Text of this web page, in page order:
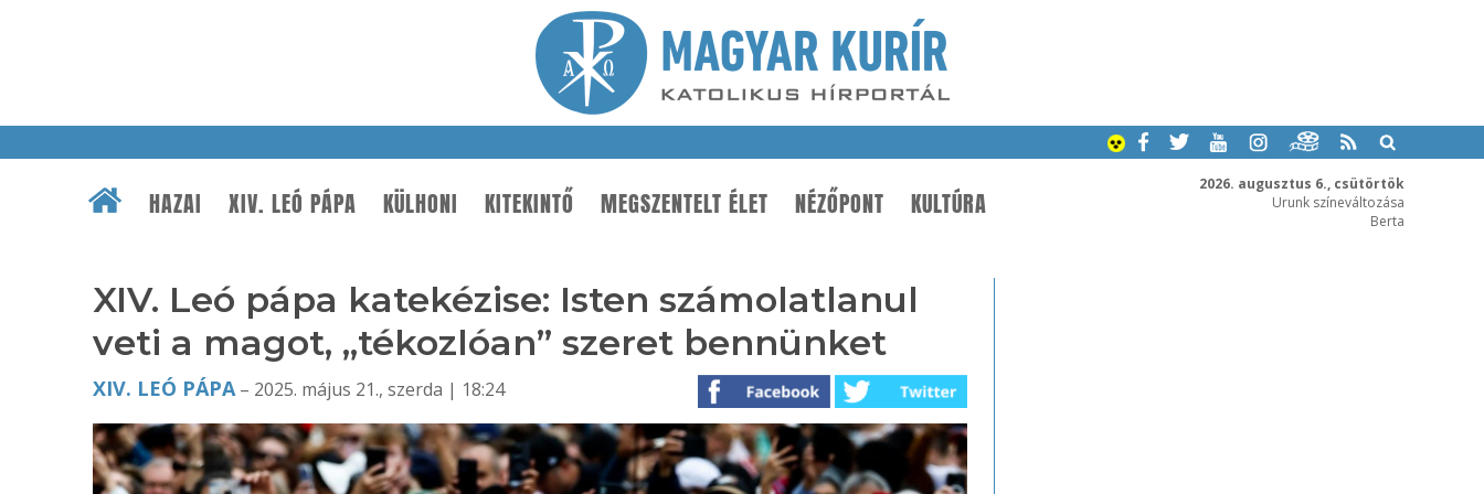
2026. augusztus 6., csütörtök
Urunk színeváltozása
Berta
HAZAI XIV. LEÓ PÁPA KÜLHONI KITEKINTŐ MEGSZENTELT ÉLET NÉZŐPONT KULTÚRA
XIV. Leó pápa katekézise: Isten számolatlanul
veti a magot, „tékozlóan” szeret bennünket
XIV. LEÓ PÁPA– 2025. május 21., szerda | 18:24